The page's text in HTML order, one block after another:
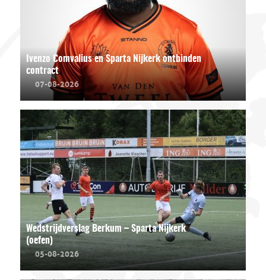
Ivenzo Comvalius en Sparta Nijkerk ontbinden
contract
07-08-2026
Wedstrijdverslag Berkum – Sparta Nijkerk
(oefen)
05-08-2026